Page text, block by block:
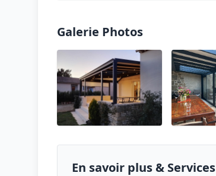
Galerie Photos
En savoir plus & Services